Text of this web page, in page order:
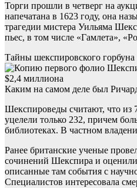
Торги прошли в четверг на
напечатана в 1623 году, она
трагедии мистера Уильяма
пьес, в том числе «Гамлета»,
Тайны шекспировского горбуна
Каким на самом деле был
Шекспироведы считают, что из
уцелели только 232, причем
библиотеках. В частном
Ранее британские ученые
сочинений Шекспира и
описанные там события с
Специалистов интересовала